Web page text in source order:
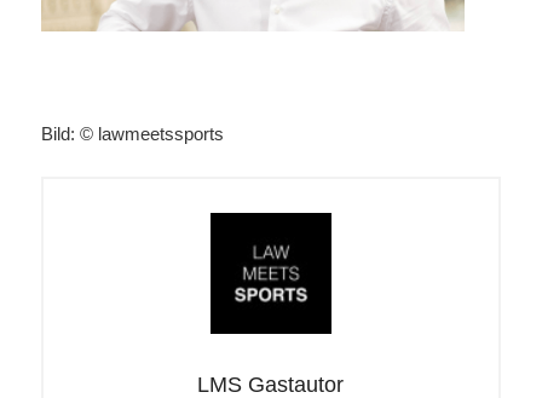
Bild: © lawmeetssports
LMS Gastautor